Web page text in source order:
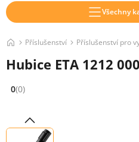
Všechny
Příslušenství Příslušenství pro
Hubice ETA 1212
Hodnocení: 0 z 5 (0 recenzí)
0(0)